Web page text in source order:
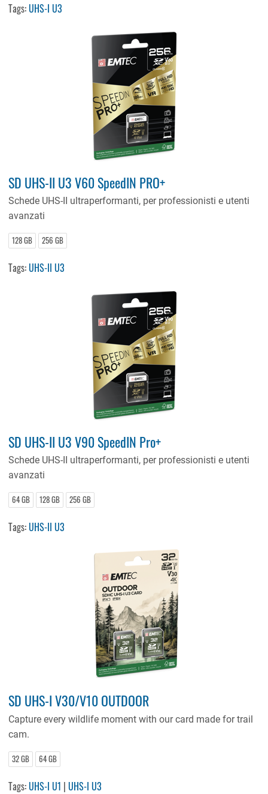
Tags:UHS-I U3
SD UHS-II U3 V60 SpeedIN PRO+
Schede UHS-II ultraperformanti, per professionisti e utenti
avanzati
128 GB 256 GB
Tags:UHS-II U3
SD UHS-II U3 V90 SpeedIN Pro+
Schede UHS-II ultraperformanti, per professionisti e utenti
avanzati
64 GB 128 GB 256 GB
Tags:UHS-II U3
SD UHS-I V30/V10 OUTDOOR
Capture every wildlife moment with our card made for trail
cam.
32 GB 64 GB
Tags:UHS-I U1 |UHS-I U3